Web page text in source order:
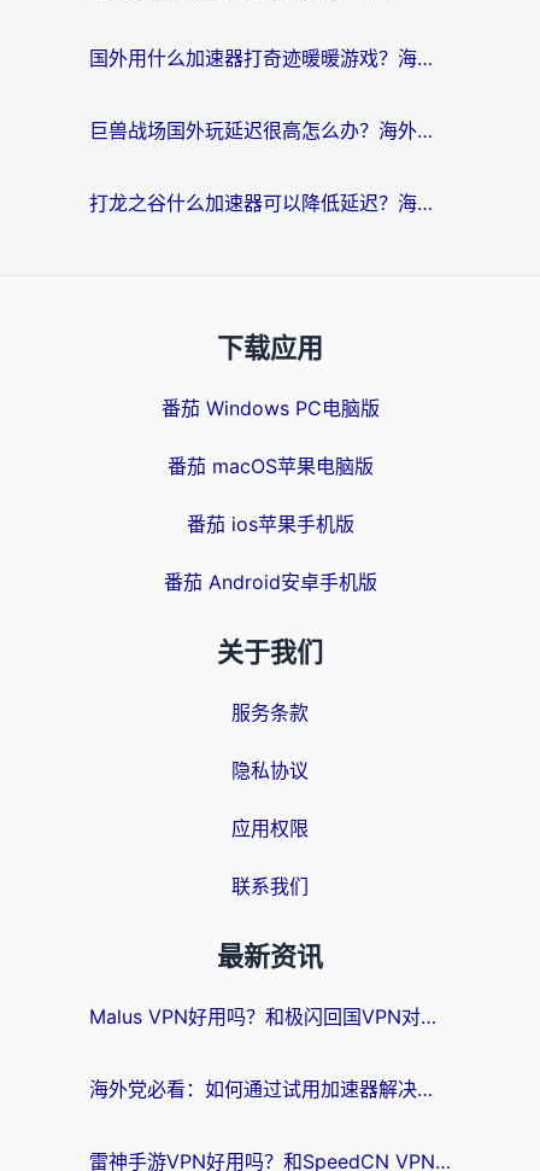
国外用什么加速器打奇迹暖暖游戏？海外党国服手游畅玩全攻略（附3款热门游戏实测）
巨兽战场国外玩延迟很高怎么办？海外党亲测的国服游戏加速解决方案
打龙之谷什么加速器可以降低延迟？海外玩家亲测有效的国服加速指南
下载应用
番茄 Windows PC电脑版
番茄 macOS苹果电脑版
番茄 ios苹果手机版
番茄 Android安卓手机版
关于我们
服务条款
隐私协议
应用权限
联系我们
最新资讯
Malus VPN好用吗？和极闪回国VPN对比哪个回国效果更好？海外党亲测3款加速器+避坑指南
海外党必看：如何通过试用加速器解决国内APP地区限制？附2026最新对比测评
雷神手游VPN好用吗？和SpeedCN VPN对比哪个回国效果更好？海外党亲测3款加速器+避坑指南